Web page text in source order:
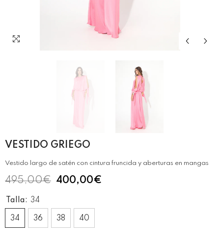
VESTIDO GRIEGO
Vestido largo de satén con cintura fruncida y aberturas en mangas
495,00€ 400,00€
Talla: 34
34 36 38 40